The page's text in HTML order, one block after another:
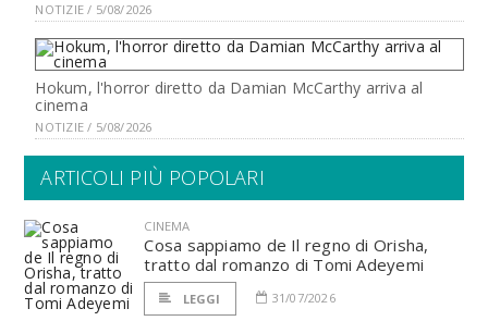
NOTIZIE / 5/08/2026
Hokum, l'horror diretto da Damian McCarthy arriva al
cinema
NOTIZIE / 5/08/2026
ARTICOLI PIÙ POPOLARI
CINEMA
Cosa sappiamo de Il regno di Orisha,
tratto dal romanzo di Tomi Adeyemi
LEGGI 31/07/2026